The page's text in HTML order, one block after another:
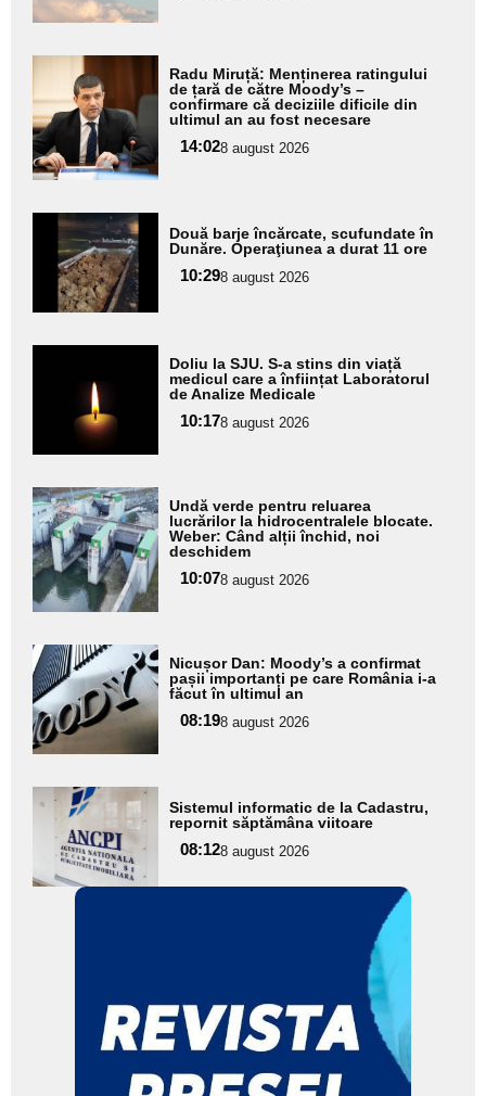
Adaugă
aici textul
pentru
subtitlu
Radu Miruță: Menținerea ratingului
de țară de către Moody’s –
confirmare că deciziile dificile din
ultimul an au fost necesare
14:028 august 2026
Adaugă
aici textul
pentru
subtitlu
Două barje încărcate, scufundate în
Dunăre. Operaţiunea a durat 11 ore
10:298 august 2026
aici textul
pentru
subtitlu
Doliu la SJU. S-a stins din viață
medicul care a înființat Laboratorul
de Analize Medicale
10:178 august 2026
Adaugă
aici textul
pentru
subtitlu
Undă verde pentru reluarea
lucrărilor la hidrocentralele blocate.
Weber: Când alții închid, noi
deschidem
10:078 august 2026
Adaugă
aici textul
pentru
subtitlu
Nicușor Dan: Moody’s a confirmat
pașii importanți pe care România i-a
făcut în ultimul an
08:198 august 2026
Adaugă
aici textul
pentru
subtitlu
Sistemul informatic de la Cadastru,
repornit săptămâna viitoare
08:128 august 2026